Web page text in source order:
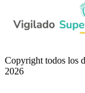
Copyright todos los
2026